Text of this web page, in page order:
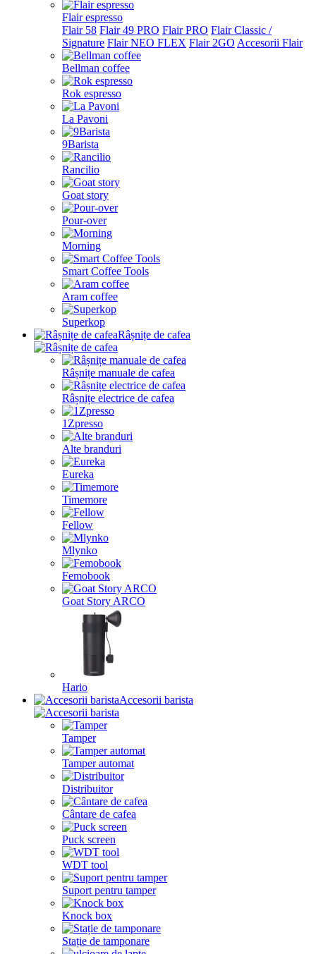
Flair espresso
Flair 58 Flair 49 PRO Flair PRO Flair Classic /
Signature Flair NEO FLEX Flair 2GO Accesorii Flair
Bellman coffee
Rok espresso
La Pavoni
9Barista
Rancilio
Goat story
Pour-over
Morning
Smart Coffee Tools
Aram coffee
Superkop
Râșnițe de cafea
Râșnițe manuale de cafea
Râșnițe electrice de cafea
1Zpresso
Alte branduri
Eureka
Timemore
Fellow
Mlynko
Femobook
Goat Story ARCO
Hario
Accesorii barista
Tamper
Tamper automat
Distribuitor
Cântare de cafea
Puck screen
WDT tool
Suport pentru tamper
Knock box
Stație de tamponare